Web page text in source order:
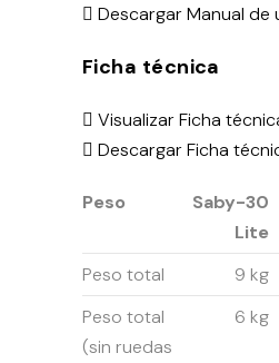
Descargar Manual de
Ficha técnica
Visualizar Ficha
Descargar Ficha
Peso
Saby-30
Lite
Peso total
9 kg
Peso total
(sin ruedas
6 kg